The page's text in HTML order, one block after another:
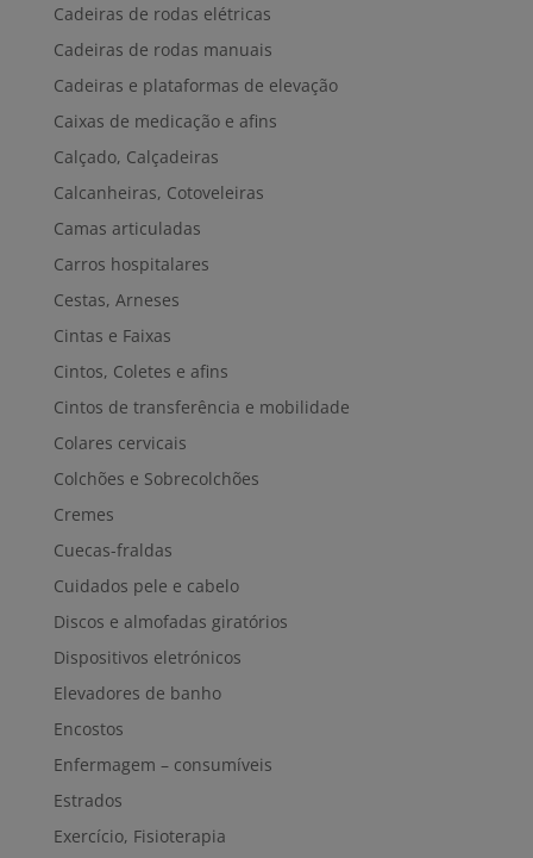
Cadeiras de rodas elétricas
Cadeiras de rodas manuais
Cadeiras e plataformas de elevação
Caixas de medicação e afins
Calçado, Calçadeiras
Calcanheiras, Cotoveleiras
Camas articuladas
Carros hospitalares
Cestas, Arneses
Cintas e Faixas
Cintos, Coletes e afins
Cintos de transferência e mobilidade
Colares cervicais
Colchões e Sobrecolchões
Cremes
Cuecas-fraldas
Cuidados pele e cabelo
Discos e almofadas giratórios
Dispositivos eletrónicos
Elevadores de banho
Encostos
Enfermagem – consumíveis
Estrados
Exercício, Fisioterapia